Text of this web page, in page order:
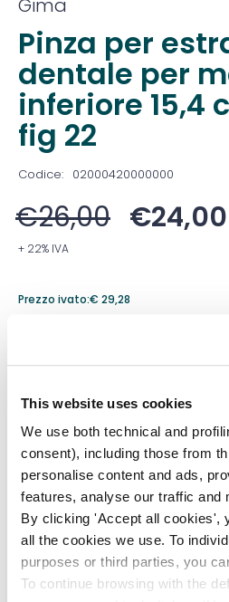
This website uses cookies
We use both technical and
consent), including those from
personalise content and ads,
features, analyse our traffic and
By clicking 'Accept all cookies',
all the cookies we use. To
purposes or third parties, you
To continue browsing with the
Gima
Pinza per
dentale per
inferiore 15,4
fig 22
Codice: 02000420000000
€26,00 €24,00
+ 22% IVA
Prezzo ivato:€ 29,28
Prezzo migliore nei 30 giorni
Quantità
Aggiungi al
DESCRIZIONE
Pinze in acciaio inox per